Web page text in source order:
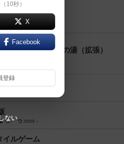
キャッスル 対決
2025年～
キャッスル：茶の湯（拡張）
（拡張）
7歳～ 2025年～
イルゲーム
10秒）
X
Facebook
登録
ない